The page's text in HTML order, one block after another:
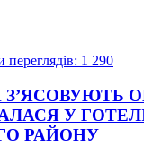
переглядів: 1 290
З’ЯСОВУЮТЬ
У
РАЙОНУ